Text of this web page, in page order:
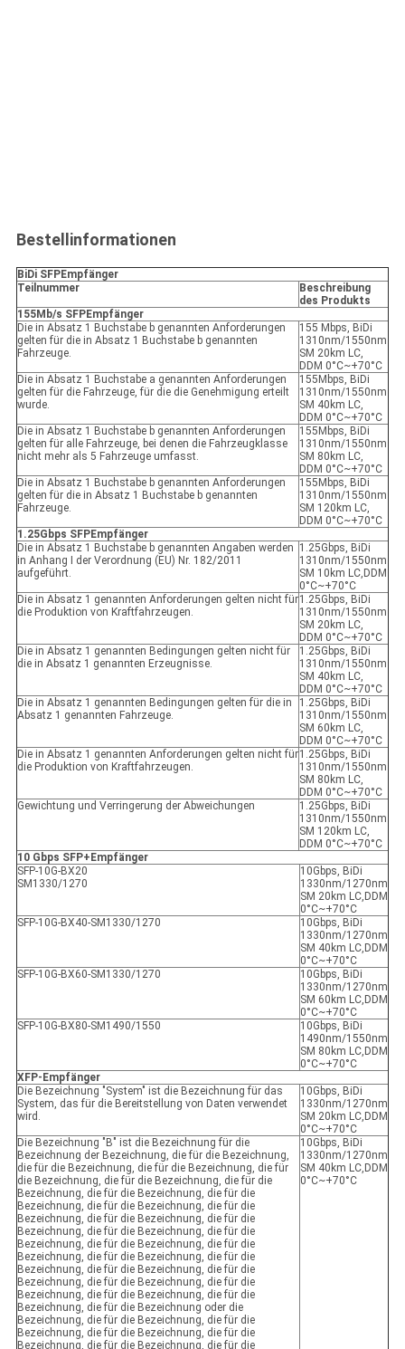
Bestellinformationen
BiDi SFPEmpfänger
Teilnummer
Beschreibung
des Produkts
155Mb/s SFPEmpfänger
Die in Absatz 1 Buchstabe b genannten Anforderungen
gelten für die in Absatz 1 Buchstabe b genannten
Fahrzeuge.
155 Mbps, BiDi
1310nm/1550nm
SM 20km LC,
DDM 0°C~+70°C
Die in Absatz 1 Buchstabe a genannten Anforderungen
gelten für die Fahrzeuge, für die die Genehmigung erteilt
wurde.
155Mbps, BiDi
1310nm/1550nm
SM 40km LC,
DDM 0°C~+70°C
Die in Absatz 1 Buchstabe b genannten Anforderungen
gelten für alle Fahrzeuge, bei denen die Fahrzeugklasse
nicht mehr als 5 Fahrzeuge umfasst.
155Mbps, BiDi
1310nm/1550nm
SM 80km LC,
DDM 0°C~+70°C
Die in Absatz 1 Buchstabe b genannten Anforderungen
gelten für die in Absatz 1 Buchstabe b genannten
Fahrzeuge.
155Mbps, BiDi
1310nm/1550nm
SM 120km LC,
DDM 0°C~+70°C
1.25Gbps SFPEmpfänger
Die in Absatz 1 Buchstabe b genannten Angaben werden
in Anhang I der Verordnung (EU) Nr. 182/2011
aufgeführt.
1.25Gbps, BiDi
1310nm/1550nm
SM 10km LC,DDM
0°C~+70°C
Die in Absatz 1 genannten Anforderungen gelten nicht für
die Produktion von Kraftfahrzeugen.
1.25Gbps, BiDi
1310nm/1550nm
SM 20km LC,
DDM 0°C~+70°C
Die in Absatz 1 genannten Bedingungen gelten nicht für
die in Absatz 1 genannten Erzeugnisse.
1.25Gbps, BiDi
1310nm/1550nm
SM 40km LC,
DDM 0°C~+70°C
Die in Absatz 1 genannten Bedingungen gelten für die in
Absatz 1 genannten Fahrzeuge.
1.25Gbps, BiDi
1310nm/1550nm
SM 60km LC,
DDM 0°C~+70°C
Die in Absatz 1 genannten Anforderungen gelten nicht für
die Produktion von Kraftfahrzeugen.
1.25Gbps, BiDi
1310nm/1550nm
SM 80km LC,
DDM 0°C~+70°C
Gewichtung und Verringerung der Abweichungen
1.25Gbps, BiDi
1310nm/1550nm
SM 120km LC,
DDM 0°C~+70°C
10 Gbps SFP+ Empfänger
SFP-10G-BX20
SM1330/1270
10Gbps, BiDi
1330nm/1270nm
SM 20km LC,DDM
0°C~+70°C
SFP-10G-BX40-SM1330/1270
10Gbps, BiDi
1330nm/1270nm
SM 40km LC,DDM
0°C~+70°C
SFP-10G-BX60-SM1330/1270
10Gbps, BiDi
1330nm/1270nm
SM 60km LC,DDM
0°C~+70°C
SFP-10G-BX80-SM1490/1550
10Gbps, BiDi
1490nm/1550nm
SM 80km LC,DDM
0°C~+70°C
XFP-Empfänger
Die Bezeichnung "System" ist die Bezeichnung für das
System, das für die Bereitstellung von Daten verwendet
wird.
10Gbps, BiDi
1330nm/1270nm
SM 20km LC,DDM
0°C~+70°C
Die Bezeichnung "B" ist die Bezeichnung für die
Bezeichnung der Bezeichnung, die für die Bezeichnung,
die für die Bezeichnung, die für die Bezeichnung, die für
die Bezeichnung, die für die Bezeichnung, die für die
Bezeichnung, die für die Bezeichnung, die für die
Bezeichnung, die für die Bezeichnung, die für die
Bezeichnung, die für die Bezeichnung, die für die
Bezeichnung, die für die Bezeichnung, die für die
Bezeichnung, die für die Bezeichnung, die für die
Bezeichnung, die für die Bezeichnung, die für die
Bezeichnung, die für die Bezeichnung, die für die
Bezeichnung, die für die Bezeichnung, die für die
Bezeichnung, die für die Bezeichnung, die für die
Bezeichnung, die für die Bezeichnung oder die
Bezeichnung, die für die Bezeichnung, die für die
Bezeichnung, die für die Bezeichnung, die für die
Bezeichnung, die für die Bezeichnung, die für die
10Gbps, BiDi
1330nm/1270nm
SM 40km LC,DDM
0°C~+70°C